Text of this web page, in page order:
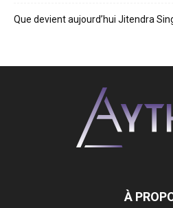
Que devient aujourd’hui Jitendra
À